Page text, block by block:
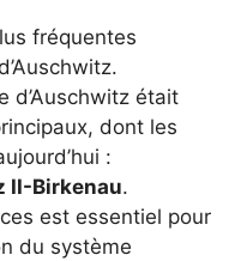
fréquentes
d’Auschwitz était
dont les
:
II-Birkenau.
est essentiel pour
du système